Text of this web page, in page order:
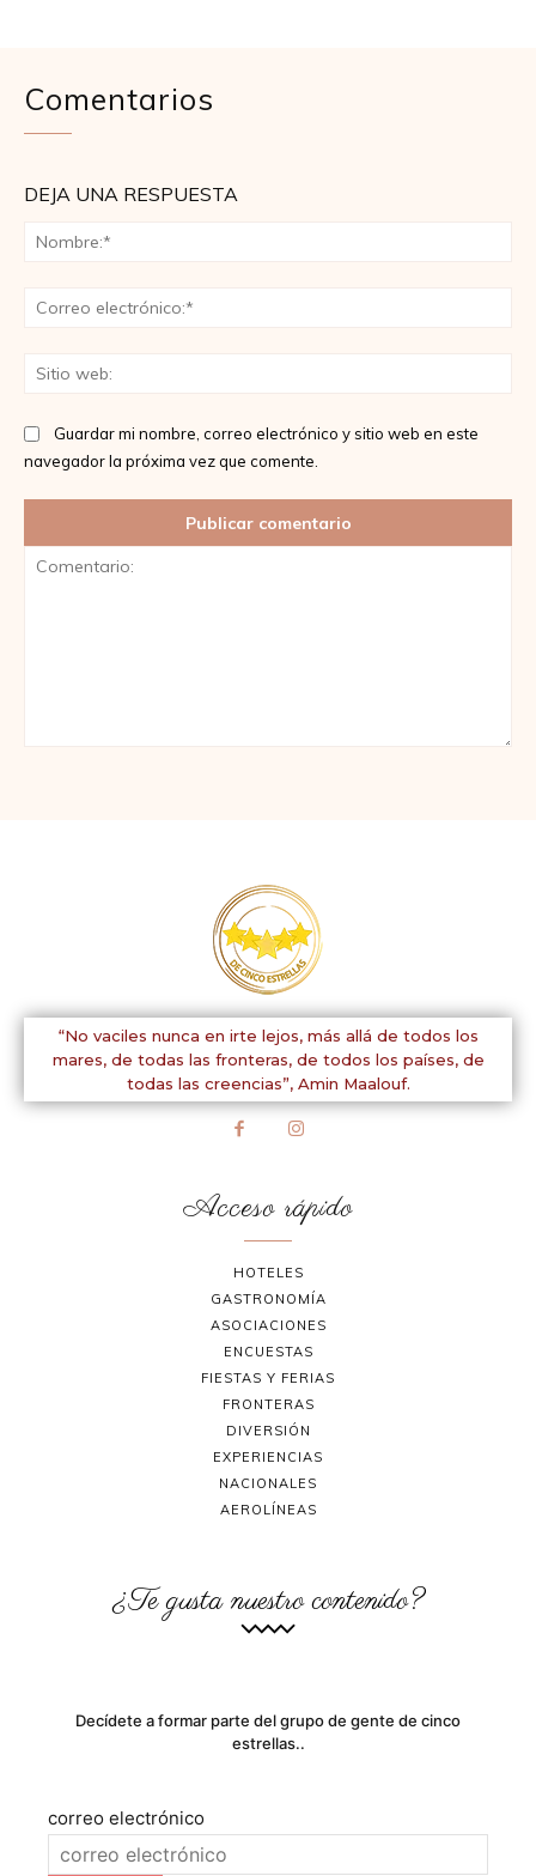
Comentarios
DEJA UNA RESPUESTA
Guardar mi nombre, correo electrónico y sitio web en este
navegador la próxima vez que comente.
“No vaciles nunca en irte lejos, más allá de todos los
mares, de todas las fronteras, de todos los países, de
todas las creencias”, Amin Maalouf.
Acceso rápido
HOTELES
GASTRONOMÍA
ASOCIACIONES
ENCUESTAS
FIESTAS Y FERIAS
FRONTERAS
DIVERSIÓN
EXPERIENCIAS
NACIONALES
AEROLÍNEAS
¿Te gusta nuestro contenido?
Decídete a formar parte del grupo de gente de cinco
estrellas..
correo electrónico